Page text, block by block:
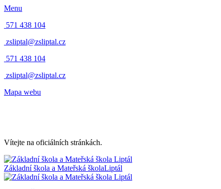
Menu
571 438 104
zsliptal@zsliptal.cz
571 438 104
zsliptal@zsliptal.cz
Mapa webu
Vítejte na oficiálních stránkách.
Základní škola a Mateřská školaLiptál